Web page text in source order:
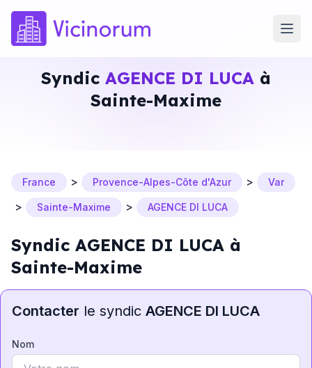
Syndic AGENCE DI LUCA à
Sainte-Maxime
France > Provence-Alpes-Côte d'Azur > Var
> Sainte-Maxime > AGENCE DI LUCA
Syndic AGENCE DI LUCA à
Sainte-Maxime
Contacter le syndic AGENCE DI LUCA
Nom